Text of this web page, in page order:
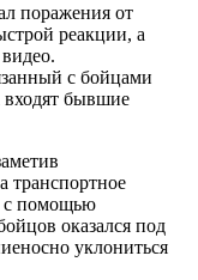
поражения от
реакции, а
с бойцами
входят бывшие
с помощью
оказался под
уклониться